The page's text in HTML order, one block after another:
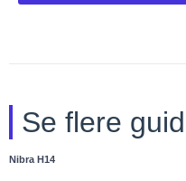
Se flere
Nibra H14